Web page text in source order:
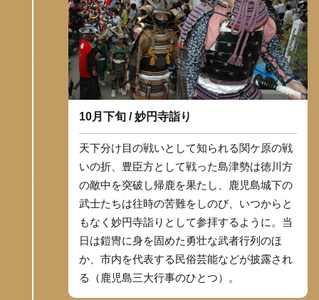
10月下旬 / 妙円寺詣り
天下分け目の戦いとして知られる関ケ原の戦
いの折、豊臣方として戦った島津勢は徳川方
の敵中を突破し帰鹿を果たし、鹿児島城下の
武士たちは往時の苦難をしのび、いつからと
もなく妙円寺詣りとして参拝するように。当
日は鎧冑に身を固めた勇壮な武者行列のほ
か、市内を代表する民俗芸能などが披露され
る（鹿児島三大行事のひとつ）。